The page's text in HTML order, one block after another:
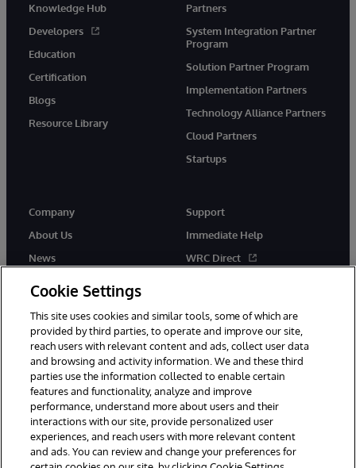
Knowledge Hub
Developers
Education
Certification
Blogs
Resource Library
Partners
System Integration Partner
Program
Solution Partner Program
Implementation Partners
Technology Alliance Partners
Cloud Partners
Startups
Company
About Us
News
Support
Immediate Help
WRC Direct
© 1996-2026 InterSystems Corporation, Boston, MA. Alla rättigheter
förbehållna.
Meddelanden/Termer och villkor
Tillgänglighet
Cookie Settings
This site uses cookies and similar tools, some of which are
provided by third parties, to operate and improve our site,
reach users with relevant content and ads, collect user data
and browsing and activity information. We and these third
parties use the information collected to enable certain
features and functionality, analyze and improve
performance, understand more about users and their
interactions with our site, provide personalized user
experiences, and reach users with more relevant content
and ads. You can review and change your preferences for